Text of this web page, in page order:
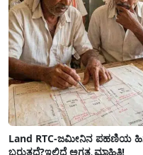
Land RTC-ಜಮೀನಿನ ಪಹಣಿಯ
ಬರುತ್ತದೆ?ಇಲ್ಲಿದೆ ಅಗತ್ಯ ಮಾಹಿತಿ!